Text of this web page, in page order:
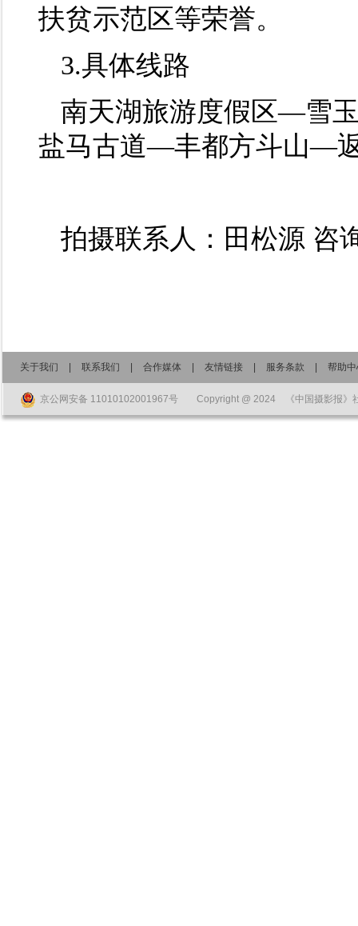
扶贫示范区等荣誉。
3.具体线路
南天湖旅游度假区—雪
盐马古道—丰都方斗山—
拍摄联系人：田松源 咨
关于我们 联系我们 合作媒体 友情链接 服务条款 帮助
京公网安备 11010102001967号 Copyright @ 2024 《中国摄影报